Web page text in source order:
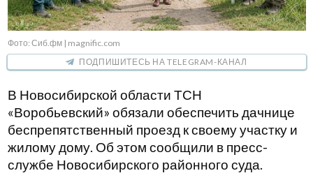
Фото: Сиб.фм | magnific.com
ПОДПИШИТЕСЬ НА TELEGRAM-КАНАЛ
В Новосибирской области ТСН
«Воробьевский» обязали обеспечить дачнице
беспрепятственный проезд к своему участку и
жилому дому. Об этом сообщили в пресс-
службе Новосибирского районного суда.